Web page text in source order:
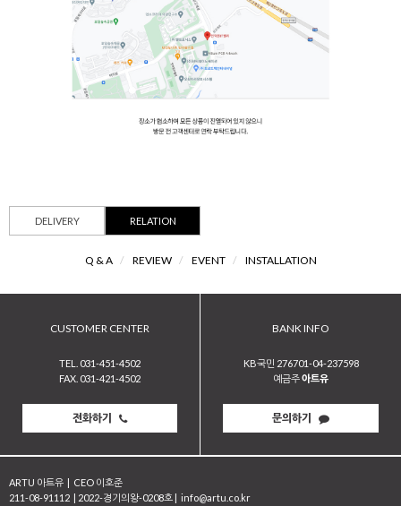
DELIVERY RELATION
Q & A / REVIEW / EVENT / INSTALLATION
CUSTOMER CENTER
TEL. 031-451-4502
FAX. 031-421-4502
전화하기
BANK INFO
KB국민 276701-04-237598
예금주아트유
문의하기
ARTU 아트유 | CEO 이호준
211-08-91112 | 2022-경기의왕-0208호 | info@artu.co.kr